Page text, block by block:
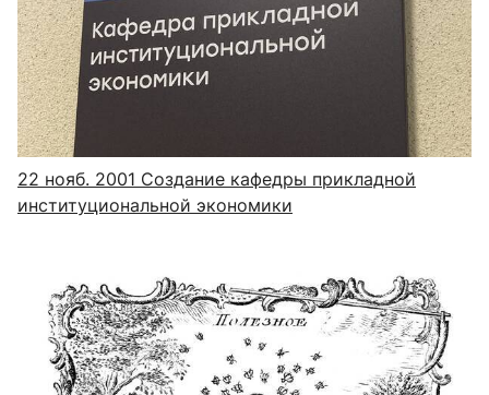
22 нояб. 2001 Создание кафедры прикладной
институциональной экономики